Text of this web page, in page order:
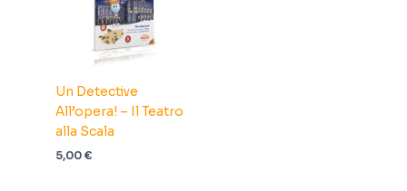
Un Detective
All’opera! – Il Teatro
alla Scala
5,00€